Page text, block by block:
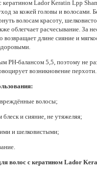
кератиномLadorKeratin Lpp
за кожей головы и волосами.
волосам красоту,
облегчает расчесывание. За
возвращает длине сияние и
РН-балансом 5,5, поэтому не
возникновение перхоти.
волосы;
блеск и сияние, не утяжеляя;
и шелковистыми;
волос с кератином Lador